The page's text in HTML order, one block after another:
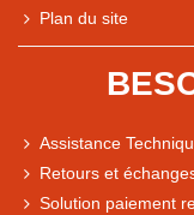
Plan du site
Assistance
Retours et
Solution paiement